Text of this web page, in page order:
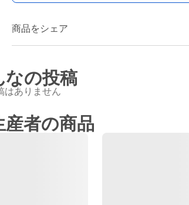
商品をシェア
なの投稿
はありません
産者の商品